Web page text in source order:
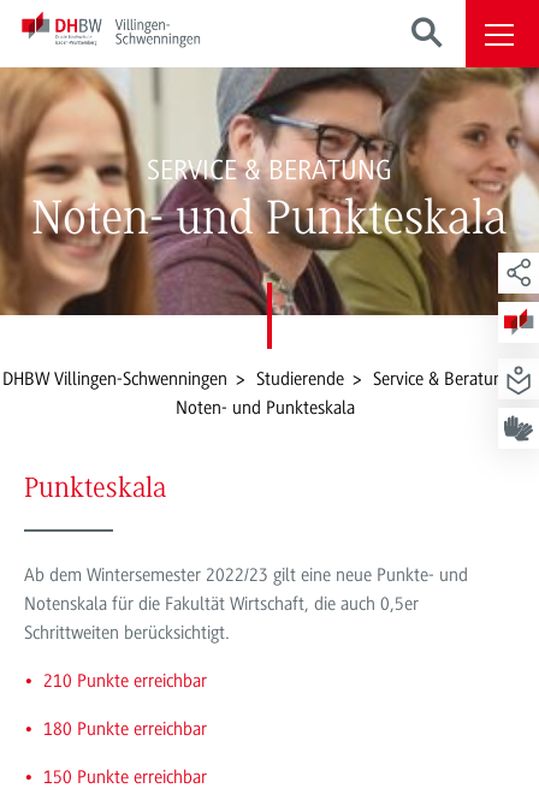
SERVICE & BERATUNG
Noten- und Punkteskala
DHBW Villingen-Schwenningen Studierende
Service & Beratung
Noten- und Punkteskala
Punkteskala
Ab dem Wintersemester 2022/23 gilt eine neue Punkte- und
Notenskala für die Fakultät Wirtschaft, die auch 0,5er
Schrittweiten berücksichtigt.
210 Punkte erreichbar
180 Punkte erreichbar
150 Punkte erreichbar